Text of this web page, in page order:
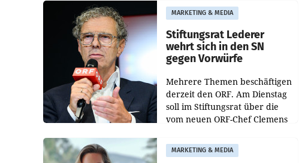
freigegeben: Die
Bundeswettbewerbsbehörde
und der Bundeskartellanwalt
MARKETING & MEDIA
Stiftungsrat Lederer
wehrt sich in den SN
gegen Vorwürfe
Mehrere Themen beschäftigen
derzeit den ORF. Am Dienstag
soll im Stiftungsrat über die
vom neuen ORF-Chef Clemens
Besetzungen für die
Direktionen abgestimmt
MARKETING & MEDIA